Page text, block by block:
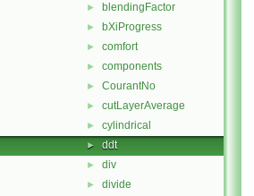
► blendingFactor
► bXiProgress
► comfort
► components
► CourantNo
► cutLayerAverage
► cylindrical
► ddt
► div
► divide